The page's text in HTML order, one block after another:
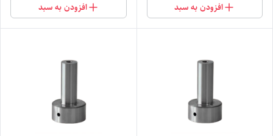
افزودن به سبد افزودن به سبد